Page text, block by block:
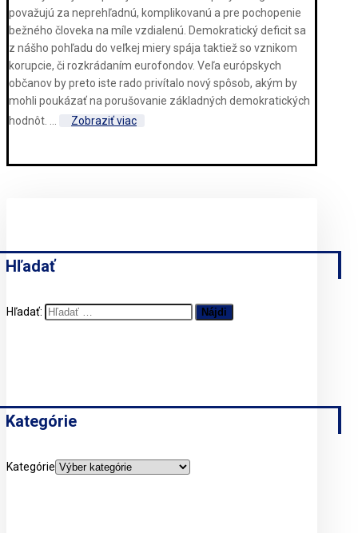
považujú za neprehľadnú, komplikovanú a pre pochopenie
bežného človeka na míle vzdialenú. Demokratický deficit sa
z nášho pohľadu do veľkej miery spája taktiež so vznikom
korupcie, či rozkrádaním eurofondov. Veľa európskych
občanov by preto iste rado privítalo nový spôsob, akým by
mohli poukázať na porušovanie základných demokratických
hodnôt. ...
Zobraziť viac
Hľadať
Hľadať:
Kategórie
Kategórie